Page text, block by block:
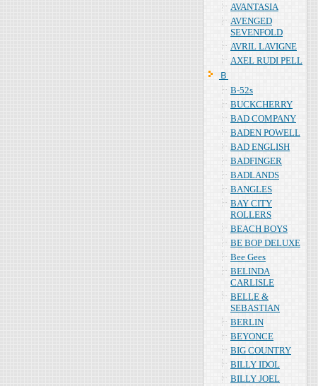
AVANTASIA
AVENGED
SEVENFOLD
AVRIL LAVIGNE
AXEL RUDI PELL
Ｂ
B-52s
BUCKCHERRY
BAD COMPANY
BADEN POWELL
BAD ENGLISH
BADFINGER
BADLANDS
BANGLES
BAY CITY
ROLLERS
BEACH BOYS
BE BOP DELUXE
Bee Gees
BELINDA
CARLISLE
BELLE &
SEBASTIAN
BERLIN
BEYONCE
BIG COUNTRY
BILLY IDOL
BILLY JOEL